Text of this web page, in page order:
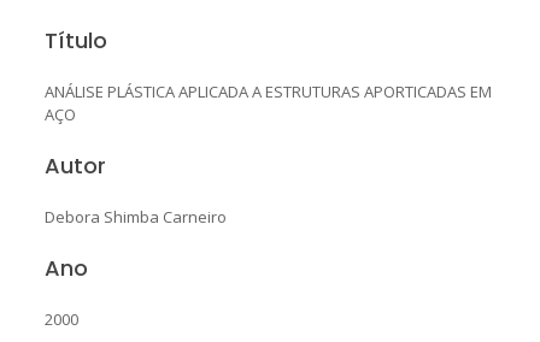
Título
ANÁLISE PLÁSTICA APLICADA A ESTRUTURAS APORTICADAS EM
AÇO
Autor
Debora Shimba Carneiro
Ano
2000